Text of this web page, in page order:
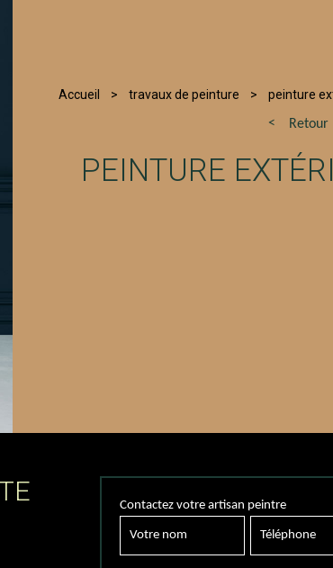
Accueil travaux de peinture peinture
Retour
PEINTURE
Contactez votre artisan peintre